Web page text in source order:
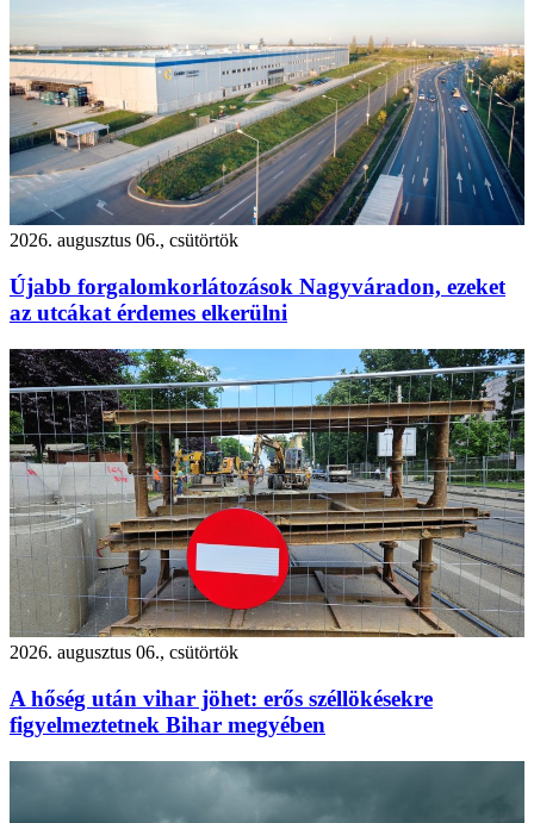
2026. augusztus 06., csütörtök
Újabb forgalomkorlátozások Nagyváradon, ezeket
az utcákat érdemes elkerülni
2026. augusztus 06., csütörtök
A hőség után vihar jöhet: erős széllökésekre
figyelmeztetnek Bihar megyében